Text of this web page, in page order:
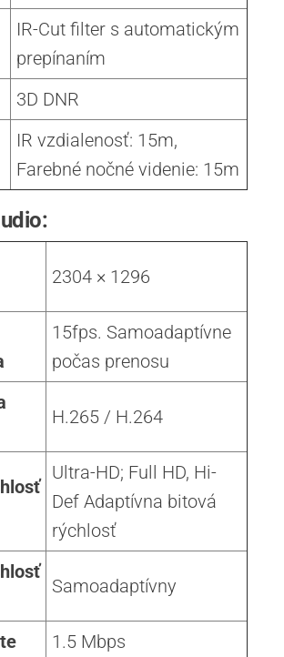
IR-Cut filter s automatickým
prepínaním
3D DNR
IR vzdialenosť: 15m,
Farebné nočné videnie: 15m
2304 × 1296
15fps. Samoadaptívne
počas prenosu
H.265 / H.264
Ultra-HD; Full HD, Hi-
Def Adaptívna bitová
rýchlosť
Samoadaptívny
1.5 Mbps